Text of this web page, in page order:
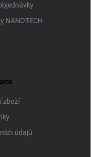
NANOTECH
zboží
údajů